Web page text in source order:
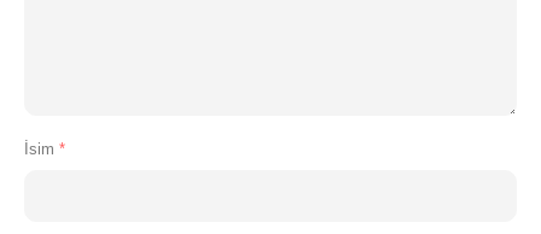
İsim *